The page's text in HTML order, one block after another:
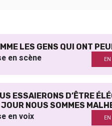
LES GENS QUI ONT
en scène
ESSAIERONS D’ÊTRE
NOUS SOMMES
en voix